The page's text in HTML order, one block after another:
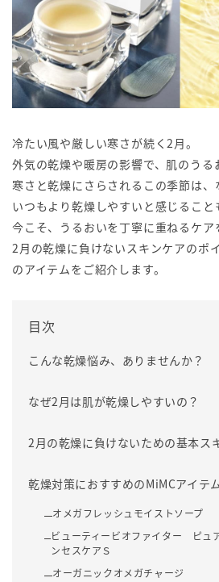
冷たい風や厳しい寒さが続く2月。
外気の乾燥や暖房の影響で、肌のうる
寒さと乾燥にさらされるこの季節は、
いつもより乾燥しやすいと感じること
今こそ、うるおいを丁寧に重ねるケア
2月の乾燥に負けないスキンケアのポ
のアイテムをご紹介します。
目次
こんな乾燥悩み、ありませんか？
なぜ2月は肌が乾燥しやすいの？
2月の乾燥に負けないための基本ス
乾燥対策におすすめのMiMCアイテ
オメガフレッシュモイストソープ
ビューティービオファイター ピュ
ンセスケアＳ
オーガニックオメガチャージ